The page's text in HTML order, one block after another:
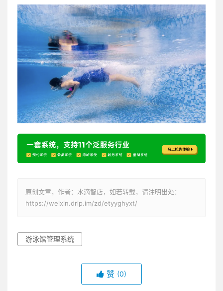
原创文章，作者：水滴智店，如若转载，请注明出处：
https://weixin.drip.im/zd/etyyghyxt/
游泳馆管理系统
赞 (0)